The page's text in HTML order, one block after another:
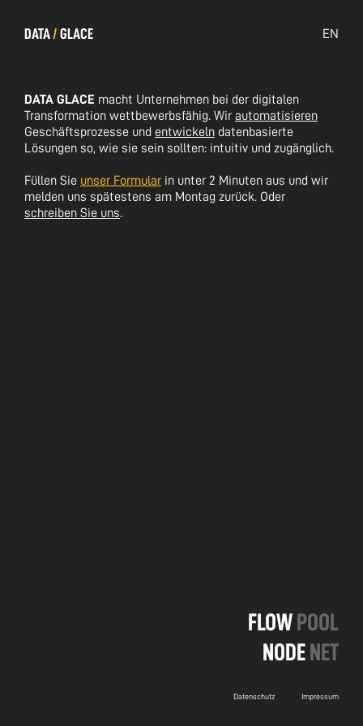
DATA / GLACE EN
DATA GLACE macht Unternehmen bei der digitalen
Transformation wettbewerbsfähig. Wir automatisieren
Geschäftsprozesse und entwickeln datenbasierte
Lösungen so, wie sie sein sollten: intuitiv und zugänglich.
Füllen Sie unser Formular in unter 2 Minuten aus und wir
melden uns spätestens am Montag zurück. Oder
schreiben Sie uns.
Datenschutz Impressum
FLOW POOL
NODE NET